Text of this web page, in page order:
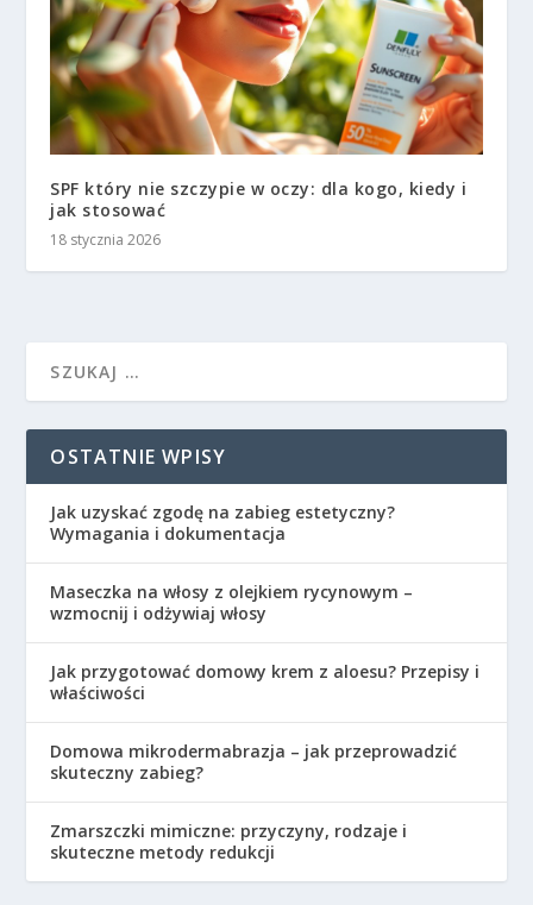
SPF który nie szczypie w oczy: dla kogo, kiedy i
jak stosować
18 stycznia 2026
OSTATNIE WPISY
Jak uzyskać zgodę na zabieg estetyczny?
Wymagania i dokumentacja
Maseczka na włosy z olejkiem rycynowym –
wzmocnij i odżywiaj włosy
Jak przygotować domowy krem z aloesu? Przepisy i
właściwości
Domowa mikrodermabrazja – jak przeprowadzić
skuteczny zabieg?
Zmarszczki mimiczne: przyczyny, rodzaje i
skuteczne metody redukcji